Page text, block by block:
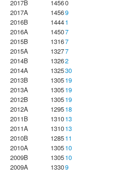
2017B
14560
2017A
14569
2016B
14441
2016A
14507
2015B
13167
2015A
13277
2014B
13262
2014A
132530
2013B
130519
2013A
130519
2012B
130519
2012A
129518
2011B
131013
2011A
131013
2010B
128511
2010A
130510
2009B
130510
2009A
13309